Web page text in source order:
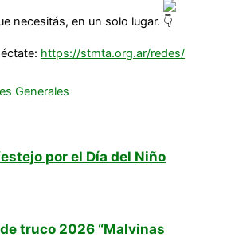
necesitás, en un solo lugar.
https://stmta.org.ar/redes/
Generales
por el Día del Niño
truco 2026 “Malvinas